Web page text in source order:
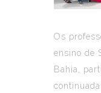
Os
ensino de
Bahia,